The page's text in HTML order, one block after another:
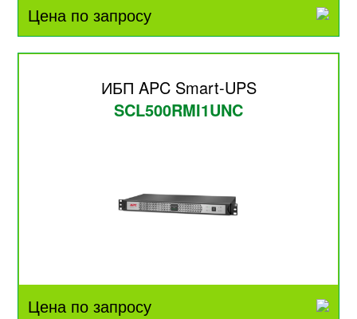
Цена по запросу
ИБП APC Smart-UPS
SCL500RMI1UNC
Цена по запросу